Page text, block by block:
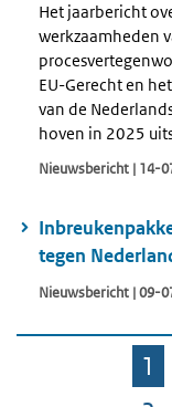
Het jaarbericht
werkzaamheden
EU-Gerecht en
van de
hoven in 2025
Nieuwsbericht | 14-
tegen
Nieuwsbericht | 09-
1